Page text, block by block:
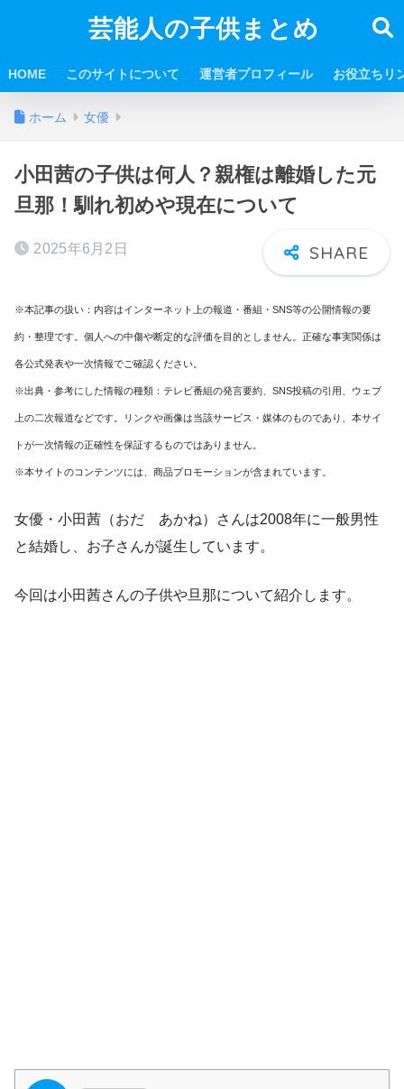
芸能人の子供まとめ
HOME このサイトについて 運営者プロフィール お役立ちリ
ホーム 女優
小田茜の子供は何人？親権は離婚した元
旦那！馴れ初めや現在について
2025年6月2日
※本記事の扱い：内容はインターネット上の報道・番組・SNS等の公開情報の要
約・整理です。個人への中傷や断定的な評価を目的としません。正確な事実関係は
各公式発表や一次情報でご確認ください。
※出典・参考にした情報の種類：テレビ番組の発言要約、SNS投稿の引用、ウェブ
上の二次報道などです。リンクや画像は当該サービス・媒体のものであり、本サイ
トが一次情報の正確性を保証するものではありません。
※本サイトのコンテンツには、商品プロモーションが含まれています。
女優・小田茜（おだ あかね）さんは2008年に一般男性
と結婚し、お子さんが誕生しています。
今回は小田茜さんの子供や旦那について紹介します。